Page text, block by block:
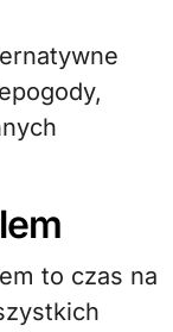
to czas na